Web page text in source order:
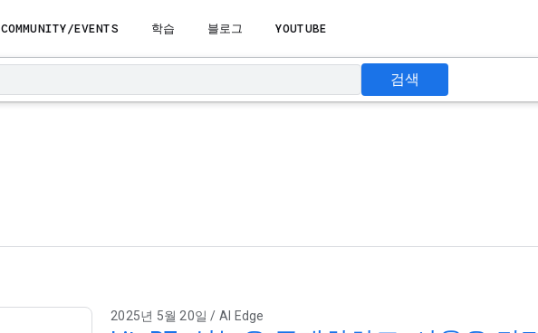
COMMUNITY/EVENTS 학습 블로그 YOUTUBE
검색
2025년 5월 20일 / AI Edge